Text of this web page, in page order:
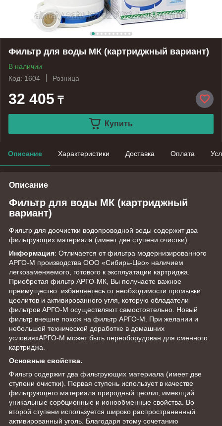
Фильтр для воды МК (картриджный вариант)
В наличии
Код: 1604
Розница
32 405 ₸
Купить
Описание Характеристики Доставка Оплата
Описание
Фильтр для воды МК (картриджный
вариант)
Фильтр для доочистки водопроводной воды содержит два
фильтрующих материала (имеет две ступени очистки).
Информация: Отличается от фильтра модернизированного
АРГО-М производства ООО «Сибирь-Цео» наличием
легкозаменяемого, готового к эксплуатации картриджа.
Приобретая фильтр АРГО-МК, Вы получаете важное
преимущество: избавляетесь от необходимости промывки
цеолитов и активированного угля, которую обладатели
фильтров АРГО-М осуществляют самостоятельно. Новый
фильтр внешне похож на фильтр АРГО-М. При желании и
небольшой технической доработке в домашних
условияхАРГО-М может быть переоборудован для сменного
картриджа.
Основные cвойства.
Фильтр содержит два фильтрующих материала (имеет две
ступени очистки). Первая ступень использует в качестве
фильтрующего материала природный цеолит, имеющий
уникальные сорбционные и ионообменные свойства. Во
второй ступени используется широко распространенный
активированный уголь. Благодаря этому сочетанию